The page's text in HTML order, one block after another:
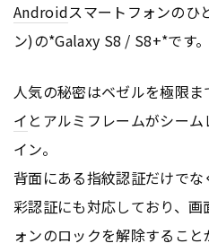
Androidスマートフォンのひ
ン)の*Galaxy S8 / S8+*です。
人気の秘密はベゼルを極限
イ とアルミフレームがシー
イン。
背面にある指紋認証だけで
彩認証にも対応しており、
ォンのロックを解除すること